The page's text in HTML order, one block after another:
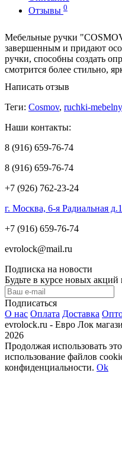
Отзывы 0
Мебельные ручки
завершенным и придают
ручки, способны создать
смотрится более стильно,
Написать отзыв
Теги: Cosmov, ruchki-
Наши контакты:
8 (916) 659-76-74
8 (916) 659-76-74
+7 (926) 762-23-24
г. Москва, 6-я Радиальная
+7 (916) 659-76-74
evrolock@mail.ru
Подписка на новости
Будьте в курсе новых
Подписаться
О нас Оплата Доставка
evrolock.ru - Евро Лок
2026
Продолжая использовать
использование файлов
конфиденциальности. Ok